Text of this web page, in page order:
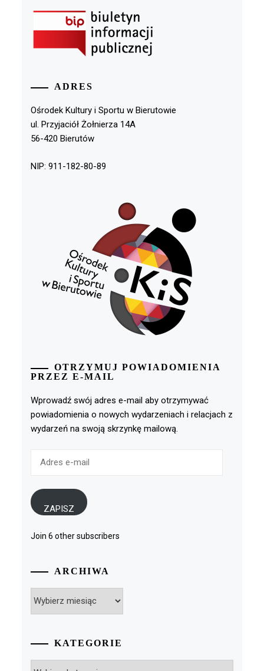
ADRES
Ośrodek Kultury i Sportu w Bierutowie
ul. Przyjaciół Żołnierza 14A
56-420 Bierutów
NIP: 911-182-80-89
OTRZYMUJ POWIADOMIENIA
PRZEZ E-MAIL
Wprowadź swój adres e-mail aby otrzymywać
powiadomienia o nowych wydarzeniach i relacjach z
wydarzeń na swoją skrzynkę mailową.
ZAPISZ
Join 6 other subscribers
ARCHIWA
KATEGORIE